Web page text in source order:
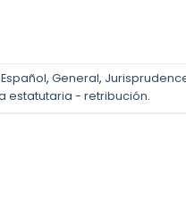
Español, General,
estatutaria - retribución.